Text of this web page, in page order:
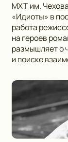
МХТ им.
«Идиоты» в
работа
на героев
размышляет о
и поиске